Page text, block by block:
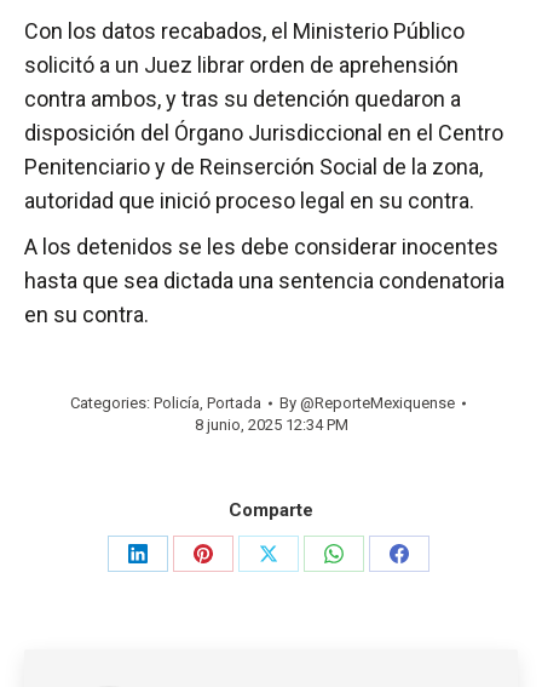
Con los datos recabados, el Ministerio Público
solicitó a un Juez librar orden de aprehensión
contra ambos, y tras su detención quedaron a
disposición del Órgano Jurisdiccional en el Centro
Penitenciario y de Reinserción Social de la zona,
autoridad que inició proceso legal en su contra.
A los detenidos se les debe considerar inocentes
hasta que sea dictada una sentencia condenatoria
en su contra.
Categories: Policía, Portada By @ReporteMexiquense
8 junio, 2025 12:34 PM
Comparte
Share
Share
Share
Share
Share